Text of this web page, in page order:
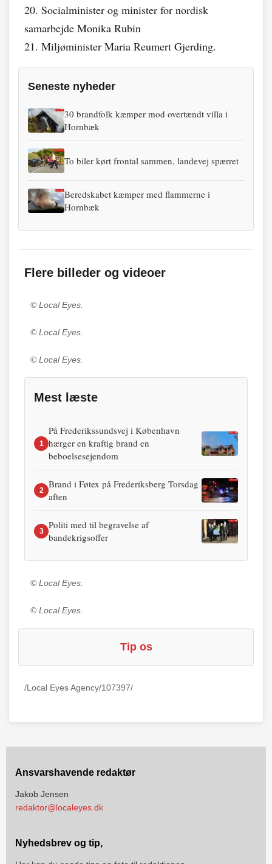
20. Socialminister og minister for nordisk
samarbejde Monika Rubin
21. Miljøminister Maria Reumert Gjerding.
Seneste nyheder
30 brandfolk kæmper mod overtændt villa i
Hornbæk
To biler kørt frontal sammen, landevej spærret
Beredskabet kæmper med flammerne i
Hornbæk
Flere billeder og videoer
© Local Eyes.
© Local Eyes.
© Local Eyes.
Mest læste
1
På Frederikssundsvej i København
hærger en kraftig brand en
beboelsesejendom
2
Brand i Føtex på Frederiksberg Torsdag
aften
3
Politi med til begravelse af
bandekrigsoffer
© Local Eyes.
© Local Eyes.
Tip os
/Local Eyes Agency/107397/
Ansvarshavende redaktør
Jakob Jensen
redaktor@localeyes.dk
Nyhedsbrev og tip,